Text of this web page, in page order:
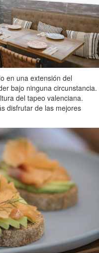
en una extensión del
bajo ninguna circunstancia.
del tapeo valenciana.
disfrutar de las mejores